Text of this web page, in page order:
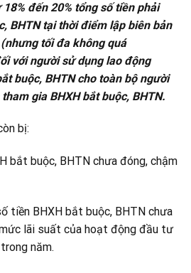
đến 20% tổng số tiền phải
BHTN tại thời điểm lập biên bản
tối đa không quá
với người sử dụng lao động
buộc, BHTN cho toàn bộ người
gia BHXH bắt buộc, BHTN.
bị:
bắt buộc, BHTN chưa đóng, chậm
tiền BHXH bắt buộc, BHTN chưa
lãi suất của hoạt động đầu tư
năm.